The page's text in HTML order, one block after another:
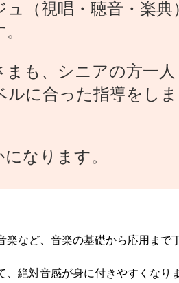
（視唱・聴音・楽典
まも、シニアの方一人
ルに合った指導をしま
なります。
楽など、音楽の基礎から応用まで
絶対音感が身に付きやすくなり